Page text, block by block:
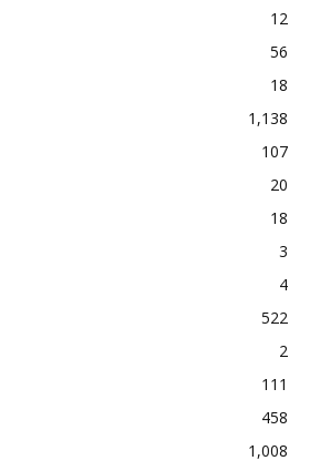
12
56
18
1,138
107
20
18
3
4
522
2
111
458
1,008